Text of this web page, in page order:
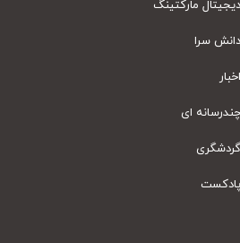
مارکتینگ
سرا
ای